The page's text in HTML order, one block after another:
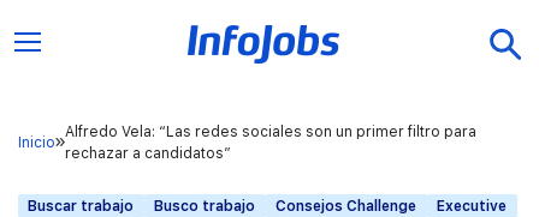
Inicio
Alfredo Vela: “Las redes sociales son un primer filtro para
rechazar a candidatos”
Buscar trabajo Busco trabajo Consejos Challenge
Executive